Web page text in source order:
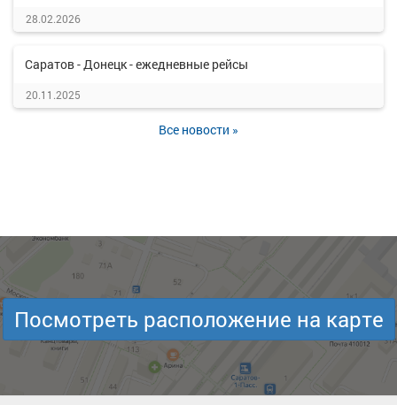
28.02.2026
Саратов - Донецк - ежедневные рейсы
20.11.2025
Все новости »
Посмотреть расположение на карте